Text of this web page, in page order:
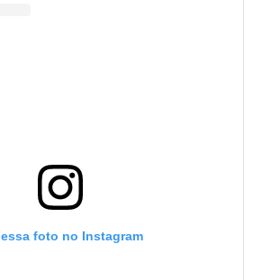
essa foto no Instagram